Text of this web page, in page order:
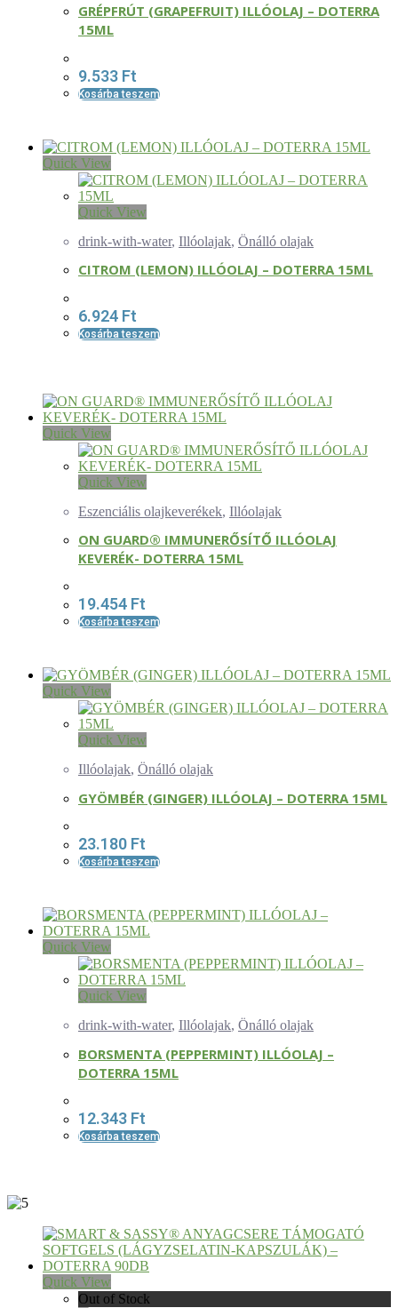
GRÉPFRÚT (GRAPEFRUIT) ILLÓOLAJ – DOTERRA
15ML
9.533 Ft
Kosárba teszem
Quick View
Quick View
drink-with-water, Illóolajak, Önálló olajak
CITROM (LEMON) ILLÓOLAJ – DOTERRA 15ML
6.924 Ft
Kosárba teszem
Quick View
Quick View
Eszenciális olajkeverékek, Illóolajak
ON GUARD® IMMUNERŐSÍTŐ ILLÓOLAJ
KEVERÉK- DOTERRA 15ML
19.454 Ft
Kosárba teszem
Quick View
Quick View
Illóolajak, Önálló olajak
GYÖMBÉR (GINGER) ILLÓOLAJ – DOTERRA 15ML
23.180 Ft
Kosárba teszem
Quick View
Quick View
drink-with-water, Illóolajak, Önálló olajak
BORSMENTA (PEPPERMINT) ILLÓOLAJ –
DOTERRA 15ML
12.343 Ft
Kosárba teszem
Quick View
Out of Stock